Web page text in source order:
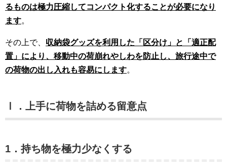
るものは極力圧縮してコンパクト化することが必要になり
ます。
その上で、 収納袋グッズを利用した「区分け」と「適正配
置」により、移動中の荷崩れやしわを防止し、旅行途中で
の荷物の出し入れも容易にします。
Ⅰ．上手に荷物を詰める留意点
1．持ち物を極力少なくする